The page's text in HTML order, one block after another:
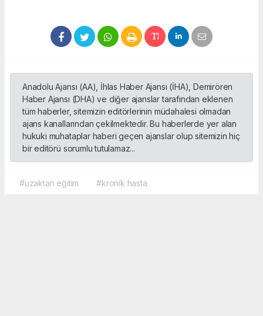
Anadolu Ajansı (AA), İhlas Haber Ajansı (İHA), Demirören
Haber Ajansı (DHA) ve diğer ajanslar tarafından eklenen
tüm haberler, sitemizin editörlerinin müdahalesi olmadan
ajans kanallarından çekilmektedir. Bu haberlerde yer alan
hukuki muhataplar haberi geçen ajanslar olup sitemizin hiç
bir editörü sorumlu tutulamaz...
#uzaktan eğitim #kronik hasta